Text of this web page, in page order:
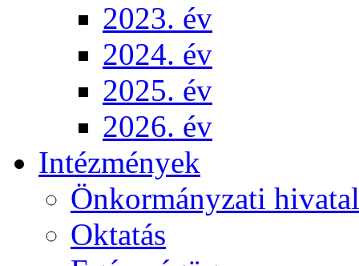
2023. év
2024. év
2025. év
2026. év
Intézmények
Önkormányzati hivatal
Oktatás